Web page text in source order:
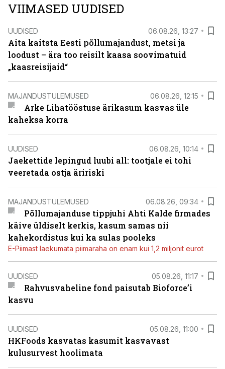
VIIMASED UUDISED
UUDISED 06.08.26, 13:27
Aita kaitsta Eesti põllumajandust, metsi ja
loodust – ära too reisilt kaasa soovimatuid
„kaasreisijaid“
MAJANDUSTULEMUSED 06.08.26, 12:15
Arke Lihatööstuse ärikasum kasvas üle
kaheksa korra
UUDISED 06.08.26, 10:14
Jaekettide lepingud luubi all: tootjale ei tohi
veeretada ostja äririski
MAJANDUSTULEMUSED 06.08.26, 09:34
Põllumajanduse tippjuhi Ahti Kalde firmades
käive üldiselt kerkis, kasum samas nii
kahekordistus kui ka sulas pooleks
E-Piimast laekumata piimaraha on enam kui 1,2 miljonit eurot
UUDISED 05.08.26, 11:17
Rahvusvaheline fond paisutab Bioforce’i
kasvu
UUDISED 05.08.26, 11:00
HKFoods kasvatas kasumit kasvavast
kulusurvest hoolimata